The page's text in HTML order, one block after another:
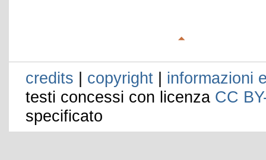
credits | copyright | informazioni
testi concessi con licenza CC
specificato